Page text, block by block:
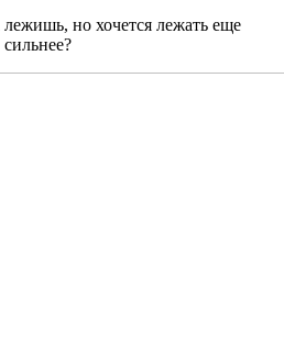
лежишь, но хочется лежать еще
сильнее?